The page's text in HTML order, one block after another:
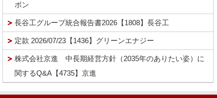
ボン
長谷工グループ統合報告書2026【1808】長谷工
定款 2026/07/23【1436】グリーンエナジー
株式会社京進 中長期経営方針（2035年のありたい姿）に
関するQ&A【4735】京進